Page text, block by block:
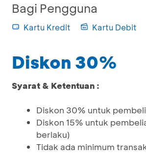
Bagi Pengguna
Kartu Kredit Kartu Debit
Diskon 30%
Syarat & Ketentuan :
Diskon 30% untuk
Diskon 15% untuk
berlaku)
Tidak ada minimum